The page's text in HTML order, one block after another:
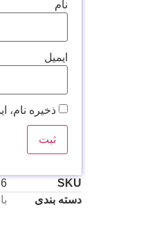
نام
ایمیل
ذخیره نام،
SKU
دسته بندی